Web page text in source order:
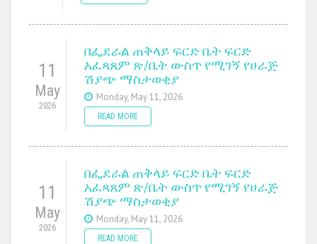
11
May
2026
በፌደራል ጠቅላይ ፍርድ ቤት ፍርድ
አፈጻጸም ጽ/ቤት ውስጥ የሚገኝ የሀራጅ
ሽያጭ ማስታወቂያ
Monday, May 11, 2026
READ MORE
11
May
2026
በፌደራል ጠቅላይ ፍርድ ቤት ፍርድ
አፈጻጸም ጽ/ቤት ውስጥ የሚገኝ የሀራጅ
ሽያጭ ማስታወቂያ
Monday, May 11, 2026
READ MORE